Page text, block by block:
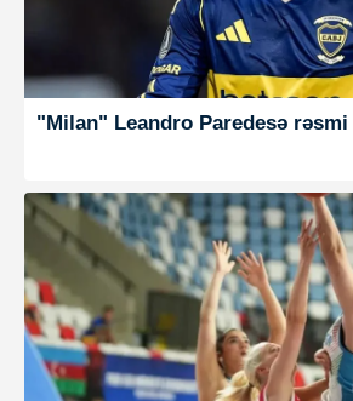
"Milan" Leandro Paredesə rəsmi